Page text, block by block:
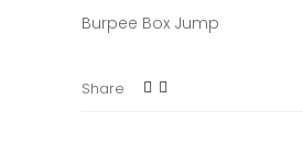
Burpee Box Jump
Share